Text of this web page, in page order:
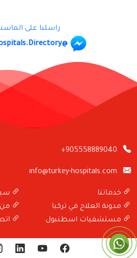
راسلنا على
@Turkish.Hospitals.Directory
+905558889040
info@turkey-hospitals.com
خدماتنا
مدونة العلاج في تركيا
مستشفيات اسطنبول